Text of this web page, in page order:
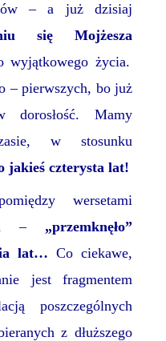
– a już dzisiaj
się Mojżesza
wyjątkowego życia.
–pierwszych, bojuż
dorosłość. Mamy
, w stosunku
jakieś czterysta lat!
wersetami
– „przemknęło”
lat… Co ciekawe,
jest fragmentem
ą poszczególnych
z dłuższego